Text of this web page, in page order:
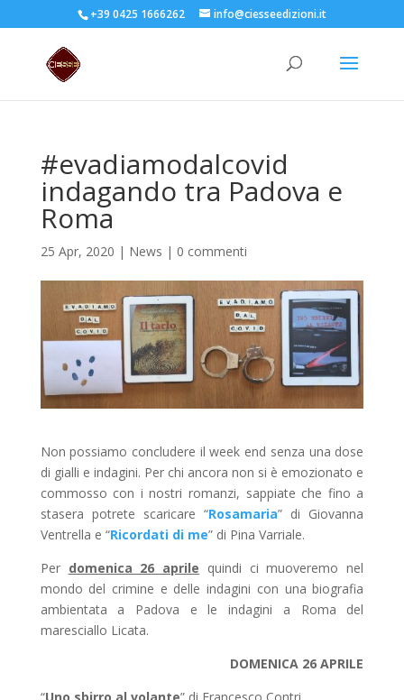
+39 0425 1666262 info@ciesseedizioni.it
#evadiamodalcovid
indagando tra Padova e
Roma
25 Apr, 2020 | News | 0 commenti
Non possiamo concludere il week end senza una dose
di gialli e indagini. Per chi ancora non si è emozionato e
commosso con i nostri romanzi, sappiate che fino a
stasera potrete scaricare “Rosamaria” di Giovanna
Ventrella e “Ricordati di me” di Pina Varriale.
Per domenica 26 aprile quindi ci muoveremo nel
mondo del crimine e delle indagini con una biografia
ambientata a Padova e le indagini a Roma del
maresciallo Licata.
DOMENICA 26 APRILE